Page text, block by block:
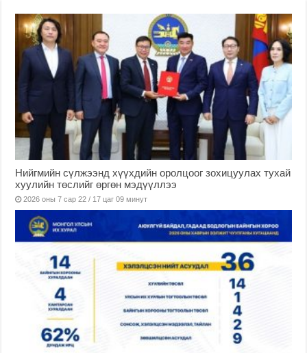
Нийгмийн сүлжээнд хүүхдийн оролцоог зохицуулах тухай
хуулийн төслийг өргөн мэдүүллээ
2026 оны 7 сар 22 / 17 цаг 09 минут